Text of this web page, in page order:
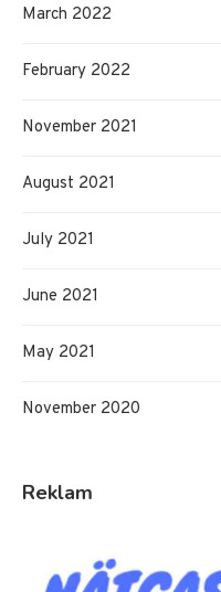
March 2022
February 2022
November 2021
August 2021
July 2021
June 2021
May 2021
November 2020
Reklam